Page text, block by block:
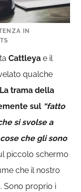
IN
Cattleya e il
qualche
La trama della
sul “fatto
si svolse a
che gli sono
piccolo schermo
che il nostro
Sono proprio i